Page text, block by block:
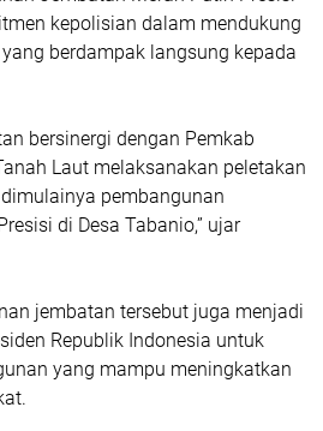
kepolisian dalam mendukung
berdampak langsung kepada
bersinergi dengan Pemkab
Laut melaksanakan peletakan
pembangunan
di Desa Tabanio,” ujar
jembatan tersebut juga menjadi
Republik Indonesia untuk
yang mampu meningkatkan